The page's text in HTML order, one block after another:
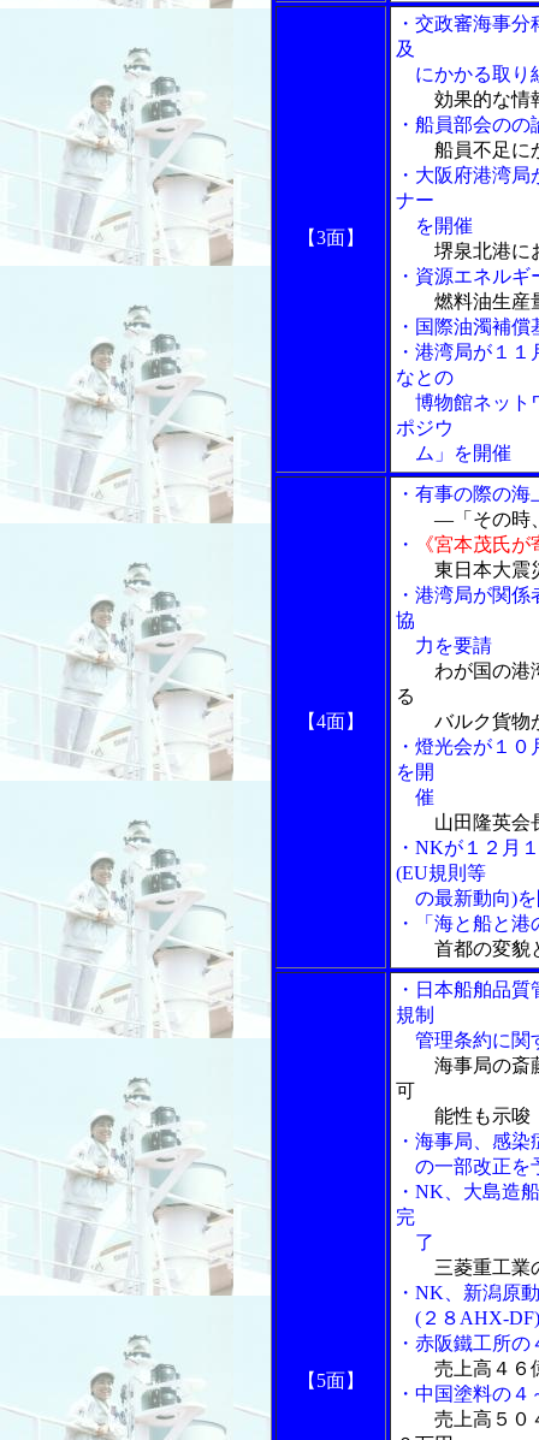
【3面】
・交政審海事
及
にかかる取り
効果的な情
・船員部会のの
船員不足に
・大阪府港湾
ナー
を開催
堺泉北港に
・資源エネル
燃料油生産
・国際油濁補
・港湾局が１
なとの
博物館ネット
ポジウ
ム」を開催
【4面】
・有事の際の
―「その時
・
《宮本茂氏が
東日本大震
・港湾局が関
協
力を要請
わが国の港
る
バルク貨物
・燈光会が１
を開
催
山田隆英会
・NKが１２月
(EU規則等
の最新動向)を
・「海と船と
首都の変貌
【5面】
・日本船舶品
規制
管理条約に関
海事局の斎
可
能性も示唆
・海事局、感
の一部改正を
・NK、大島造
完
了
三菱重工業
・NK、新潟原
(２８AHX-
・赤阪鐵工所
売上高４６
・中国塗料の
売上高５０